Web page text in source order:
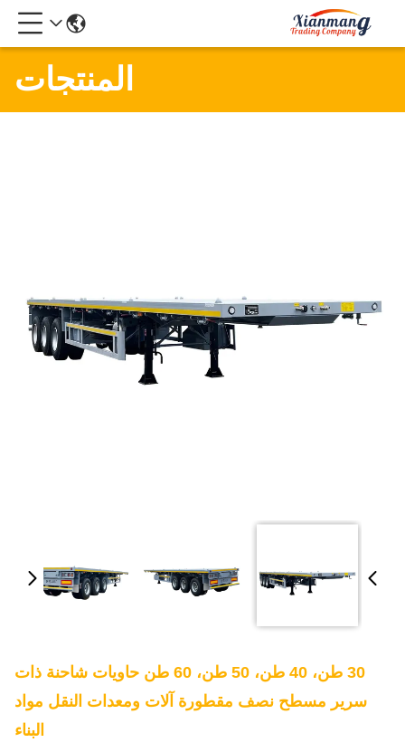
المنتجات
30 طن، 40 طن، 50 طن، 60 طن حاويات شاحنة ذات
سرير مسطح نصف مقطورة آلات ومعدات النقل مواد
البناء